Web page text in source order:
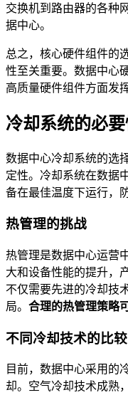
交换机到路由器的各种
据中心。
总之，核心硬件组件的
性至关重要。数据中心
高质量硬件组件方面发
冷却系统的必
数据中心冷却系统的选
定性。冷却系统在数据
备在最佳温度下运行，
热管理的挑战
热管理是数据中心运营
大和设备性能的提升，
不仅需要先进的冷却技
局。 合理的热管理策略
不同冷却技术的比较
目前，数据中心采用的
却。空气冷却技术成熟